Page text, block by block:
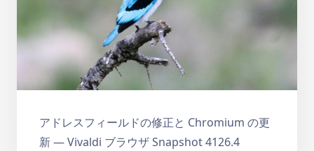
アドレスフィールドの修正と Chromium の更
新 — Vivaldi ブラウザ Snapshot 4126.4